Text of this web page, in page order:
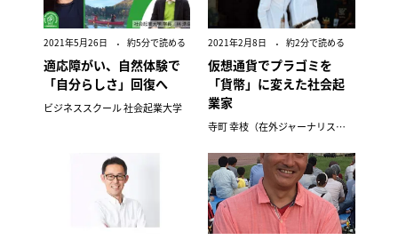
2021年5月26日 約5分で読める
適応障がい、自然体験で
「自分らしさ」回復へ
ビジネススクール 社会起業大学
2021年2月8日 約2分で読める
仮想通貨でプラゴミを
「貨幣」に変えた社会起
業家
寺町 幸枝（在外ジャーナリスト協会理事）